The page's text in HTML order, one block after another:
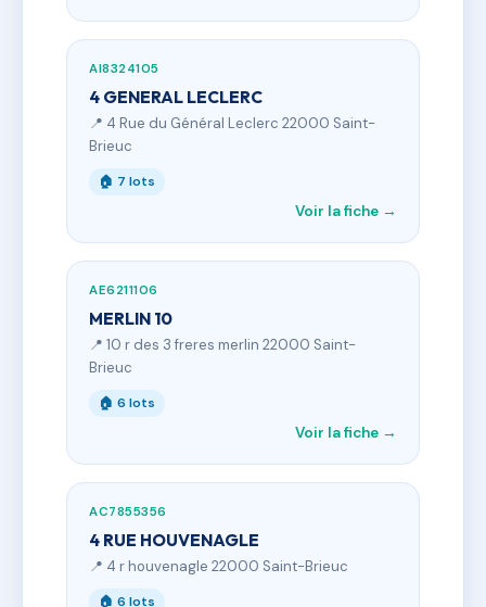
AI8324105
4 GENERAL LECLERC
📍 4 Rue du Général Leclerc 22000 Saint-
Brieuc
🏠 7 lots
Voir la fiche →
AE6211106
MERLIN 10
📍 10 r des 3 freres merlin 22000 Saint-
Brieuc
🏠 6 lots
Voir la fiche →
AC7855356
4 RUE HOUVENAGLE
📍 4 r houvenagle 22000 Saint-Brieuc
🏠 6 lots